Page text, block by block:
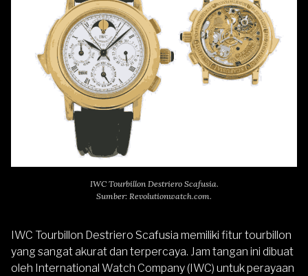
IWC Tourbillon Destriero Scafusia.
Sumber: Revolutionwatch.com.
IWC Tourbillon Destriero Scafusia memiliki fitur tourbillon
yang sangat akurat dan terpercaya. Jam tangan ini dibuat
oleh International Watch Company (IWC) untuk perayaan